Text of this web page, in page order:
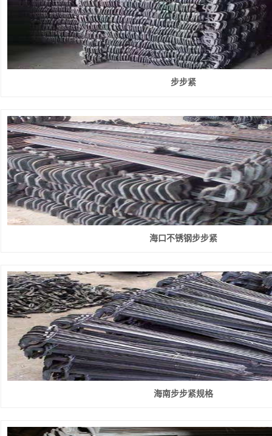
步步紧
海口不锈钢步步紧
海南步步紧规格